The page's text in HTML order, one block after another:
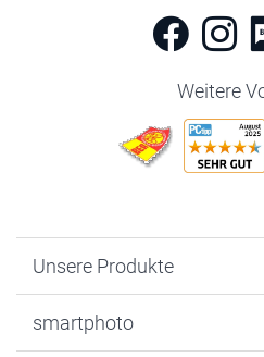
Weitere
Unsere Produkte
Fotogeschenke
smartphoto